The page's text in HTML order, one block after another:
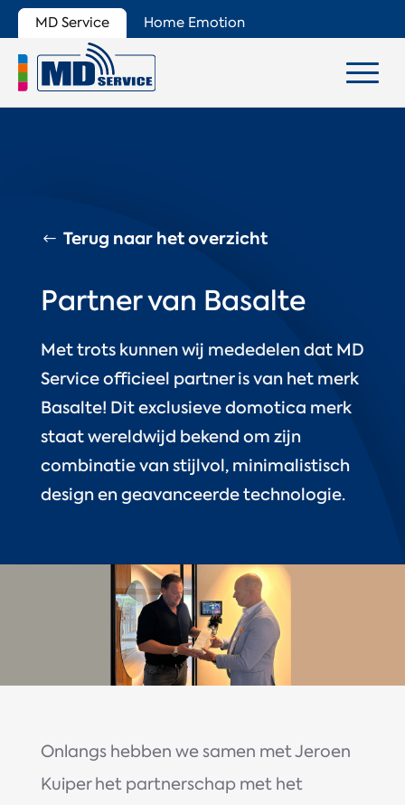
MD Service Home Emotion
Terug naar het overzicht
Partner van Basalte
Met trots kunnen wij mededelen dat MD
Service officieel partner is van het merk
Basalte! Dit exclusieve domotica merk
staat wereldwijd bekend om zijn
combinatie van stijlvol, minimalistisch
design en geavanceerde technologie.
Onlangs hebben we samen met Jeroen
Kuiperhet partnerschap met het